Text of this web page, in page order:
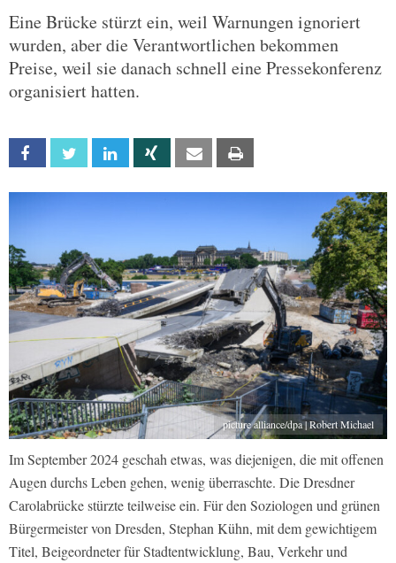
Eine Brücke stürzt ein, weil Warnungen ignoriert
wurden, aber die Verantwortlichen bekommen
Preise, weil sie danach schnell eine Pressekonferenz
organisiert hatten.
Facebook Twitter Linkedin Xing Email
picture alliance/dpa | Robert Michael
Im September 2024 geschah etwas, was diejenigen, die mit offenen
Augen durchs Leben gehen, wenig überraschte. Die Dresdner
Carolabrücke stürzte teilweise ein. Für den Soziologen und grünen
Bürgermeister von Dresden, Stephan Kühn, mit dem gewichtigem
Titel, Beigeordneter für Stadtentwicklung, Bau, Verkehr und